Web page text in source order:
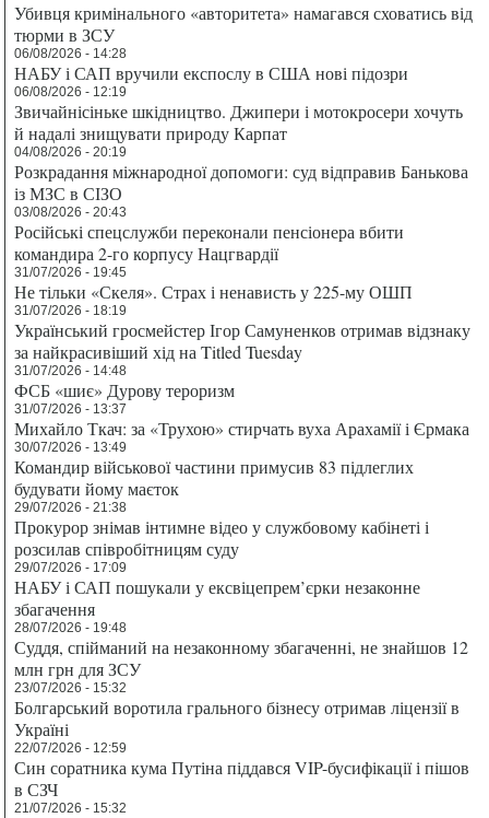
Убивця кримінального «авторитета» намагався сховатись від
тюрми в ЗСУ
06/08/2026 - 14:28
НАБУ і САП вручили експослу в США нові підозри
06/08/2026 - 12:19
Звичайнісіньке шкідництво. Джипери і мотокросери хочуть
й надалі знищувати природу Карпат
04/08/2026 - 20:19
Розкрадання міжнародної допомоги: суд відправив Банькова
із МЗС в СІЗО
03/08/2026 - 20:43
Російські спецслужби переконали пенсіонера вбити
командира 2-го корпусу Нацгвардії
31/07/2026 - 19:45
Не тільки «Скеля». Страх і ненависть у 225-му ОШП
31/07/2026 - 18:19
Український гросмейстер Ігор Самуненков отримав відзнаку
за найкрасивіший хід на Titled Tuesday
31/07/2026 - 14:48
ФСБ «шиє» Дурову тероризм
31/07/2026 - 13:37
Михайло Ткач: за «Трухою» стирчать вуха Арахамії і Єрмака
30/07/2026 - 13:49
Командир військової частини примусив 83 підлеглих
будувати йому маєток
29/07/2026 - 21:38
Прокурор знімав інтимне відео у службовому кабінеті і
розсилав співробітницям суду
29/07/2026 - 17:09
НАБУ і САП пошукали у ексвіцепрем’єрки незаконне
збагачення
28/07/2026 - 19:48
Суддя, спійманий на незаконному збагаченні, не знайшов 12
млн грн для ЗСУ
23/07/2026 - 15:32
Болгарський воротила грального бізнесу отримав ліцензії в
Україні
22/07/2026 - 12:59
Син соратника кума Путіна піддався VIP-бусифікації і пішов
в СЗЧ
21/07/2026 - 15:32